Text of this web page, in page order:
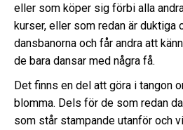
eller som köper sig förbi alla
kurser, eller som redan är duktiga
dansbanorna och får andra att
de bara dansar med några få.
Det finns en del att göra i tangon
blomma. Dels för de som redan
som står stampande utanför och